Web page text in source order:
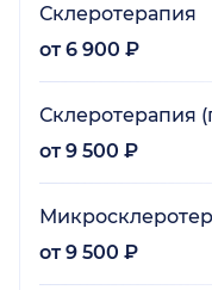
Склеротерапия
от 6 900 ₽
Склеротерапия
от 9 500 ₽
от 9 500 ₽